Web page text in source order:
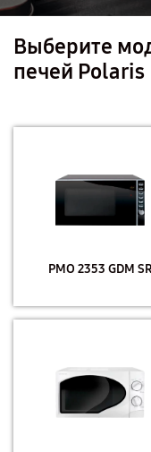
Выберите
печей Polaris
PMO 2353 GDM